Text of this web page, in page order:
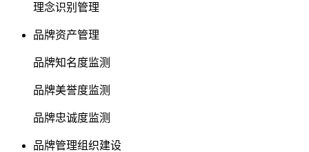
理念识别管理
品牌资产管理
品牌知名度监测
品牌美誉度监测
品牌忠诚度监测
品牌管理组织建设